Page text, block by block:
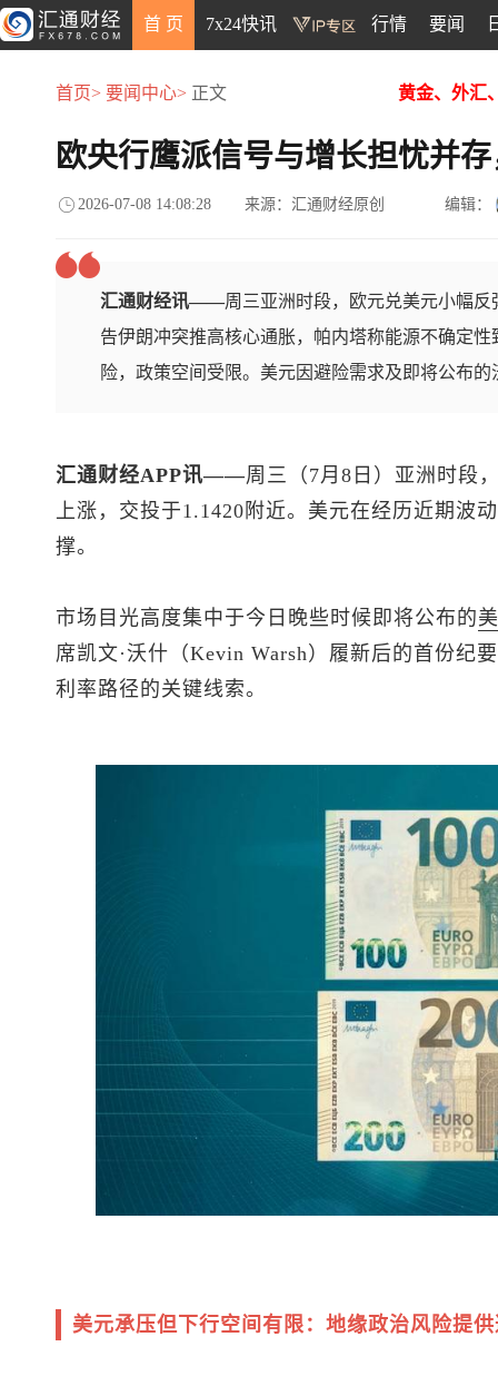
首 页 7x24快讯 行情 要闻
首页> 要闻中心> 正文 黄金、外汇
欧央行鹰派信号与增长担忧并
2026-07-08 14:08:28 来源：汇通财经原创 编辑：
汇通财经讯——周三亚洲时段，欧元兑美元小幅
告伊朗冲突推高核心通胀，帕内塔称能源不确定
险，政策空间受限。美元因避险需求及即将公布
汇通财经APP讯——周三（7月8日）亚洲时段
上涨，交投于1.1420附近。美元在经历近期波
撑。
市场目光高度集中于今日晚些时候即将公布的
席凯文·沃什（Kevin Warsh）履新后的首份纪
利率路径的关键线索。
美元承压但下行空间有限：地缘政治风险提